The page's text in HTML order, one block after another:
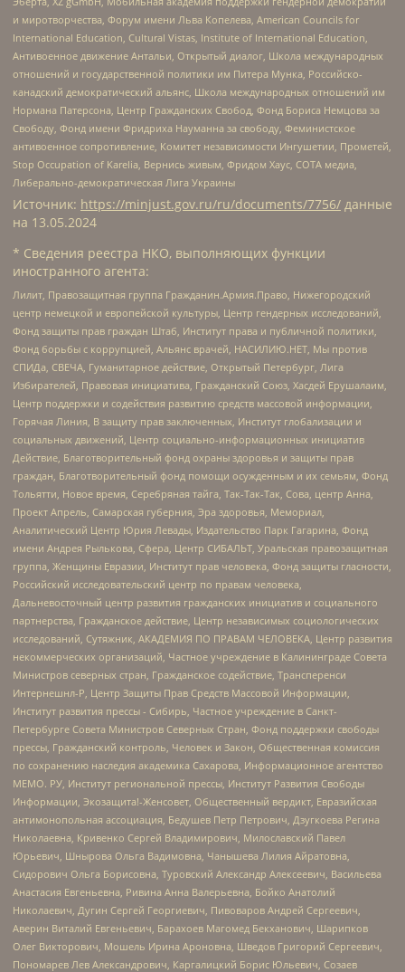
и миротворчества, Форум имени Льва Копелева, American Councils for
International Education, Cultural Vistas, Institute of International Education,
Антивоенное движение Антальи, Открытый диалог, Школа международных
отношений и государственной политики им Питера Мунка, Российско-
канадский демократический альянс, Школа международных отношений им
Нормана Патерсона, Центр Гражданских Свобод, Фонд Бориса Немцова за
Свободу, Фонд имени Фридриха Науманна за свободу, Феминистское
антивоенное сопротивление, Комитет независимости Ингушетии, Прометей,
Stop Occupation of Karelia, Вернись живым, Фридом Хаус, СОТА медиа,
Либерально-демократическая Лига Украины
Источник: https://minjust.gov.ru/ru/documents/7756/ данные
на 13.05.2024
* Сведения реестра НКО, выполняющих функции
иностранного агента:
Лилит, Правозащитная группа Гражданин.Армия.Право, Нижегородский
центр немецкой и европейской культуры, Центр гендерных исследований,
Фонд защиты прав граждан Штаб, Институт права и публичной политики,
Фонд борьбы с коррупцией, Альянс врачей, НАСИЛИЮ.НЕТ, Мы против
СПИДа, СВЕЧА, Гуманитарное действие, Открытый Петербург, Лига
Избирателей, Правовая инициатива, Гражданский Союз, Хасдей Ерушалаим,
Центр поддержки и содействия развитию средств массовой информации,
Горячая Линия, В защиту прав заключенных, Институт глобализации и
социальных движений, Центр социально-информационных инициатив
Действие, Благотворительный фонд охраны здоровья и защиты прав
граждан, Благотворительный фонд помощи осужденным и их семьям, Фонд
Тольятти, Новое время, Серебряная тайга, Так-Так-Так, Сова, центр Анна,
Проект Апрель, Самарская губерния, Эра здоровья, Мемориал,
Аналитический Центр Юрия Левады, Издательство Парк Гагарина, Фонд
имени Андрея Рылькова, Сфера, Центр СИБАЛЬТ, Уральская правозащитная
группа, Женщины Евразии, Институт прав человека, Фонд защиты гласности,
Российский исследовательский центр по правам человека,
Дальневосточный центр развития гражданских инициатив и социального
партнерства, Гражданское действие, Центр независимых социологических
исследований, Сутяжник, АКАДЕМИЯ ПО ПРАВАМ ЧЕЛОВЕКА, Центр развития
некоммерческих организаций, Частное учреждение в Калининграде Совета
Министров северных стран, Гражданское содействие, Трансперенси
Интернешнл-Р, Центр Защиты Прав Средств Массовой Информации,
Институт развития прессы - Сибирь, Частное учреждение в Санкт-
Петербурге Совета Министров Северных Стран, Фонд поддержки свободы
прессы, Гражданский контроль, Человек и Закон, Общественная комиссия
по сохранению наследия академика Сахарова, Информационное агентство
МЕМО. РУ, Институт региональной прессы, Институт Развития Свободы
Информации, Экозащита!-Женсовет, Общественный вердикт, Евразийская
антимонопольная ассоциация, Бедушев Петр Петрович, Дзугкоева Регина
Николаевна, Кривенко Сергей Владимирович, Милославский Павел
Юрьевич, Шнырова Ольга Вадимовна, Чанышева Лилия Айратовна,
Сидорович Ольга Борисовна, Туровский Александр Алексеевич, Васильева
Анастасия Евгеньевна, Ривина Анна Валерьевна, Бойко Анатолий
Николаевич, Дугин Сергей Георгиевич, Пивоваров Андрей Сергеевич,
Аверин Виталий Евгеньевич, Барахоев Магомед Бекханович, Шарипков
Олег Викторович, Мошель Ирина Ароновна, Шведов Григорий Сергеевич,
Пономарев Лев Александрович, Каргалицкий Борис Юльевич, Созаев